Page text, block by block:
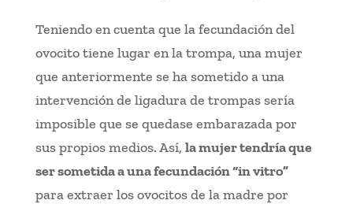
Teniendo en cuenta que la fecundación del
ovocito tiene lugar en la trompa, una mujer
que anteriormente se ha sometido a una
intervención de ligadura de trompas sería
imposible que se quedase embarazada por
sus propios medios. Así, la mujer tendría que
ser sometida a una fecundación “in vitro”
para extraer los ovocitos de la madre por